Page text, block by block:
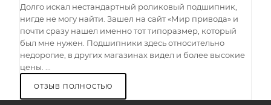
Долго искал нестандартный роликовый подшипник,
нигде не могу найти. Зашел на сайт «Мир привода» и
почти сразу нашел именно тот типоразмер, который
был мне нужен. Подшипники здесь относительно
недорогие, в других магазинах видел и более высокие
цены. ...
ОТЗЫВ ПОЛНОСТЬЮ